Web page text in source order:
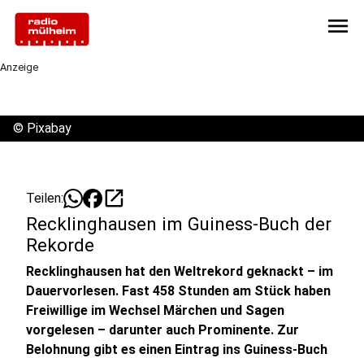
menu
Anzeige
© Pixabay
Teilen: open_in_new
Recklinghausen im Guiness-Buch der
Rekorde
Recklinghausen hat den Weltrekord geknackt – im
Dauervorlesen. Fast 458 Stunden am Stück haben
Freiwillige im Wechsel Märchen und Sagen
vorgelesen – darunter auch Prominente. Zur
Belohnung gibt es einen Eintrag ins Guiness-Buch